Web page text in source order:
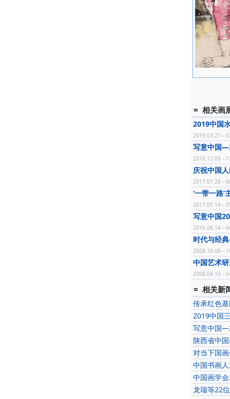
= 相关画
2019中国
2019.03.21～
写意中国
2018.12.09～
庆祝中国
2017.07.28～
‘一带一路
2017.05.14～
写意中国
2016.06.14～
时代与经
2008.10.08～
中国艺术
2008.04.10～
= 相关新
传承红色
2019中国
写意中国
陕西省中
对当下国
中国书画
中国画学
龙瑞等22